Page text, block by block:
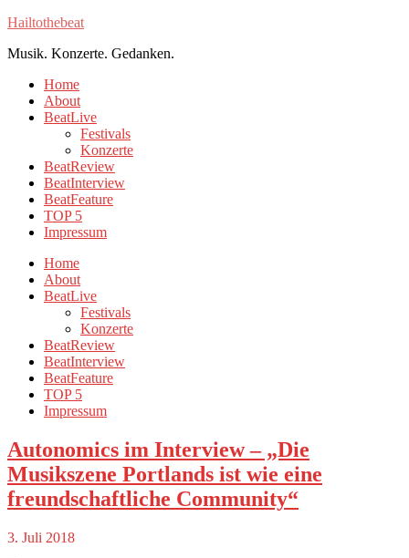
Hailtothebeat
Musik. Konzerte. Gedanken.
Home
About
BeatLive
Festivals
Konzerte
BeatReview
BeatInterview
BeatFeature
TOP 5
Impressum
Home
About
BeatLive
Festivals
Konzerte
BeatReview
BeatInterview
BeatFeature
TOP 5
Impressum
Autonomics im Interview – „Die
Musikszene Portlands ist wie eine
freundschaftliche Community“
3. Juli 2018